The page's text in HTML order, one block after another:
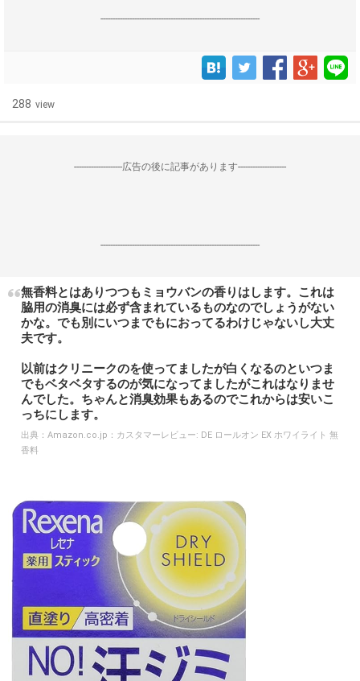
------------------------------------------------------------------
288 view
--------------------広告の後に記事があります--------------------
------------------------------------------------------------------
無香料とはありつつもミョウバンの香りはします。これは
脇用の消臭には必ず含まれているものなのでしょうがない
かな。でも別にいつまでもにおってるわけじゃないし大丈
夫です。
以前はクリニークのを使ってましたが白くなるのといつま
でもベタベタするのが気になってましたがこれはなりませ
んでした。ちゃんと消臭効果もあるのでこれからは安いこ
っちにします。
出典： Amazon.co.jp：カスタマーレビュー: DE ロールオン EX ホワイライト 無
香料